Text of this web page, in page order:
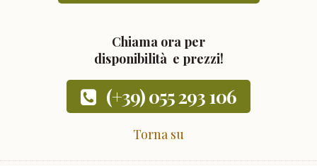
Chiama ora per
disponibilità e prezzi!
(+39) 055 293 106
Torna su